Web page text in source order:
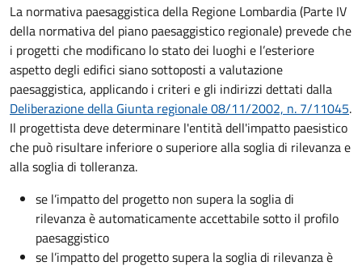
La normativa paesaggistica della Regione Lombardia (Parte IV
della normativa del piano paesaggistico regionale) prevede che
i progetti che modificano lo stato dei luoghi e l’esteriore
aspetto degli edifici siano sottoposti a valutazione
paesaggistica, applicando i criteri e gli indirizzi dettati dalla
Deliberazione della Giunta regionale 08/11/2002, n. 7/11045.
Il progettista deve determinare l'entità dell'impatto paesistico
che può risultare inferiore o superiore alla soglia di rilevanza e
alla soglia di tolleranza.
se l’impatto del progetto non supera la soglia di
rilevanza è automaticamente accettabile sotto il profilo
paesaggistico
se l’impatto del progetto supera la soglia di rilevanza è